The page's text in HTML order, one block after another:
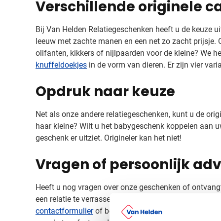
Outdoor
Toon submenu voor
Toon submenu voor
Eten & Tafelen
Toon submenu voor
Kinderen
Toon submenu voor
Duurzaam
Toon submenu voor
Inspiratie
Toon submenu voor
Acties & overig
Verschillende originele
Bij Van Helden Relatiegeschenken heeft u de
leeuw met zachte manen en een net zo zacht
olifanten, kikkers of nijlpaarden voor de kleine? We
knuffeldoekjes in de vorm van dieren. Er zijn vier
Opdruk naar keuze
Net als onze andere relatiegeschenken, kunt u de
haar kleine? Wilt u het babygeschenk koppelen aan
geschenk er uitziet. Origineler kan het niet!
Vragen of persoonlijk
Heeft u nog vragen over onze geschenken of
een relatie te verrassen met een mooi geschenk en
contactformulierof bel naar 0344 – 640 200. Onze